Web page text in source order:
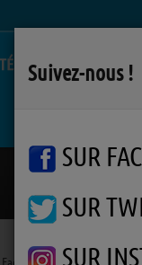
LA RADIO
& Si 2016
Suivez-nous !
SUR
SUR
SUR